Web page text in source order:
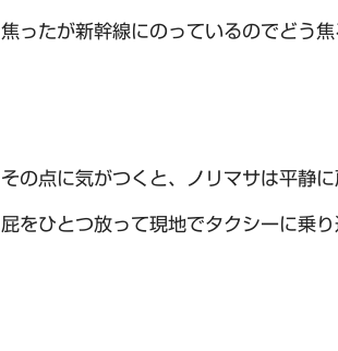
焦ったが新幹線にのっているのでどう
その点に気がつくと、ノリマサは平静
屁をひとつ放って現地でタクシーに乗り